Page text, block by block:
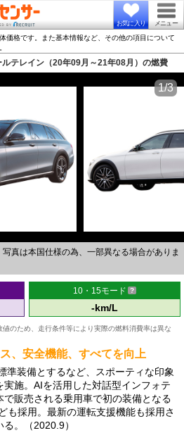
お気に入り メニュー
価格です。また基本情報など、その他の項目について
テレイン（20年09月～21年08月）の燃費
真は本国仕様の為、一部異なる場合がありま
1/3
10・15モード
-km/L
のため、走行条件等により実際の燃料消費率は異な
、安全機能、すべてを向上
準装備とするなど、スポーティな印象
施。AIを活用した対話型インフォテ
販売される乗用車で初の装備となる
も採用。最新の運転支援機能も採用さ
。（2020.9）